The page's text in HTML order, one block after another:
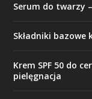
Serum do twarzy
Składniki
Krem SPF 50 do
pielęgnacja